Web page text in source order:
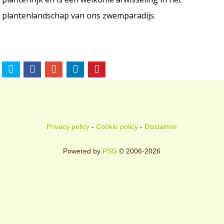
plantenlandschap van ons zwemparadijs.
Privacy policy- Cookie policy- Disclaimer
Powered by PSG © 2006-2026